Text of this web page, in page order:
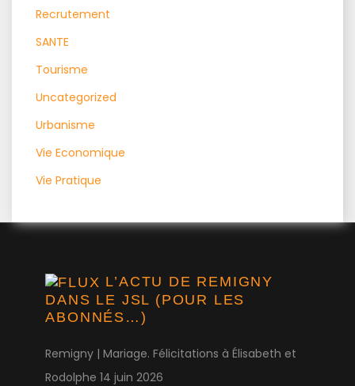
Recrutement
SANTE
Tourisme
Uncategorized
Urbanisme
Vie Economique
Vie Pratique
L’ACTU DE REMIGNY
DANS LE JSL (POUR LES
ABONNÉS…)
Remigny | Mariage. Félicitations à Élisabeth et
Rodolphe 14 juin 2026